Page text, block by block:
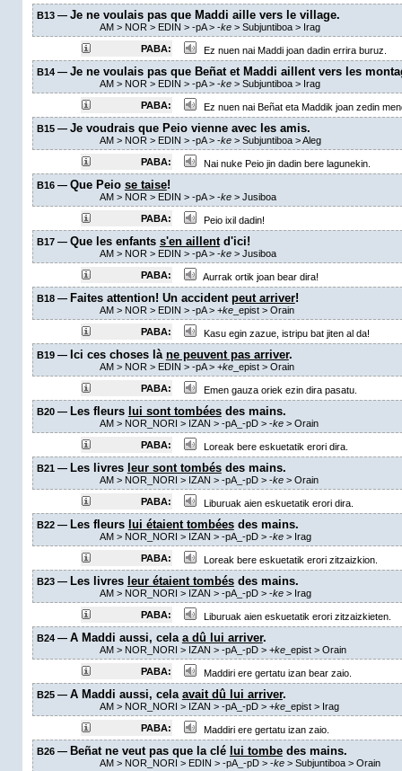
B13 — Je ne voulais pas que Maddi aille vers le village.
AM> NOR > EDIN > -pA> -ke> Subjuntiboa > Irag
PABA:
Ez nuen nai Maddi joan dadin errira buruz.
B14 — Je ne voulais pas que Beñat et Maddi aillent vers les
AM> NOR > EDIN > -pA> -ke> Subjuntiboa > Irag
PABA:
Ez nuen nai Beñat eta Maddik joan zedin
B15 — Je voudrais que Peio vienne avec les amis.
AM> NOR > EDIN > -pA> -ke> Subjuntiboa >Aleg
PABA:
Nai nuke Peio jin dadin bere lagunekin.
B16 — Que Peio se taise!
AM> NOR > EDIN > -pA> -ke> Jusiboa
PABA:
Peio ixil dadin!
B17 — Que les enfants s'en aillentd'ici!
AM> NOR > EDIN > -pA> -ke> Jusiboa
PABA:
Aurrak ortik joan bear dira!
B18 — Faites attention! Un accident peut arriver!
AM> NOR > EDIN > -pA> +ke_epist> Orain
PABA:
Kasu egin zazue, istripu bat jiten al da!
B19 — Ici ces choses là ne peuvent pas arriver.
AM> NOR > EDIN > -pA> +ke_epist> Orain
PABA:
Emen gauza oriek ezin dira pasatu.
B20 — Les fleurs lui sont tombéesdes mains.
AM> NOR_NORI > IZAN > -pA_-pD> -ke> Orain
PABA:
Loreak bere eskuetatik erori dira.
B21 — Les livres leur sont tombésdes mains.
AM> NOR_NORI > IZAN > -pA_-pD> -ke> Orain
PABA:
Liburuak aien eskuetatik erori dira.
B22 — Les fleurs lui étaient tombéesdes mains.
AM> NOR_NORI > IZAN > -pA_-pD> -ke> Irag
PABA:
Loreak bere eskuetatik erori zitzaizkion.
B23 — Les livres leur étaient tombésdes mains.
AM> NOR_NORI > IZAN > -pA_-pD> -ke> Irag
PABA:
Liburuak aien eskuetatik erori zitzaizkieten.
B24 — A Maddi aussi, cela a dû lui arriver.
AM> NOR_NORI > IZAN > -pA_-pD> +ke_epist> Orain
PABA:
Maddiri ere gertatu izan bear zaio.
B25 — A Maddi aussi, cela avait dû lui arriver.
AM> NOR_NORI > IZAN > -pA_-pD> +ke_epist> Irag
PABA:
Maddiri ere gertatu izan zaio.
B26 — Beñat ne veut pas que la clé lui tombedes mains.
AM> NOR_NORI > EDIN > -pA_-pD> -ke> Subjuntiboa > Orain